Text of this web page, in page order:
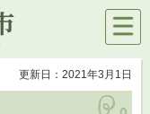
メニ
ュー
更新日：2021年3月1日